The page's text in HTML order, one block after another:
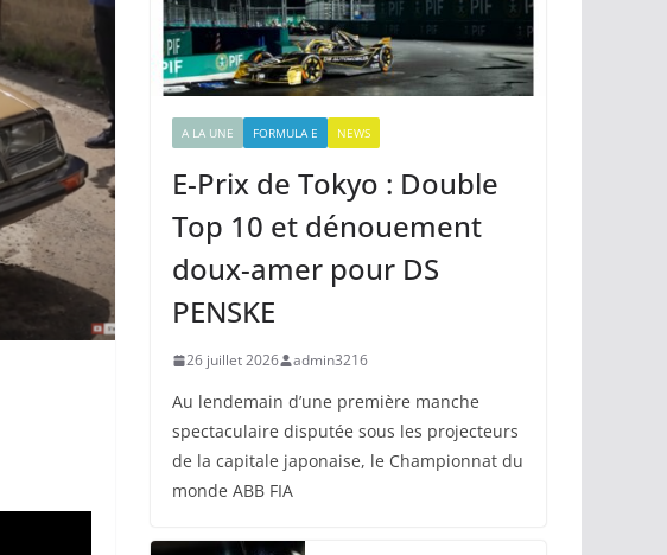
A LA UNE FORMULA E NEWS
E-Prix de Tokyo : Double
Top 10 et dénouement
doux-amer pour DS
PENSKE
26 juillet 2026 admin3216
Au lendemain d’une première manche
spectaculaire disputée sous les projecteurs
de la capitale japonaise, le Championnat du
monde ABB FIA